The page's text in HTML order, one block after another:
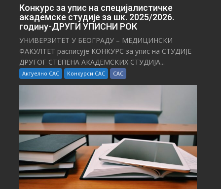
Конкурс за упис на специјалистичке
академске студије за шк. 2025/2026.
годину-ДРУГИ УПИСНИ РОК
УНИВЕРЗИТЕТ У БЕОГРАДУ – МЕДИЦИНСКИ
ФАКУЛТЕТ расписује КОНКУРС за упис на СТУДИЈЕ
ДРУГОГ СТЕПЕНА АКАДЕМСКИХ СТУДИЈА...
Актуелно САС Конкурси САС САС